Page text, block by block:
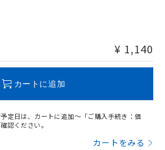
在する可能性があります。
¥ 1,140
カートに追加
定日は、カートに追加～「ご購入手続き：価
認ください。
カートをみる